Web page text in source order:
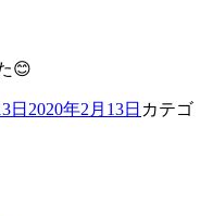
😊
日 2020年2月13日 カテゴ